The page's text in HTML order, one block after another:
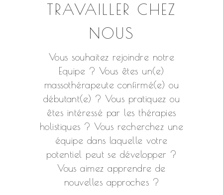
TRAVAILLER CHEZ
NOUS
Vous souhaitez rejoindre notre
Equipe ? Vous êtes un(e)
massothérapeute confirmé(e) ou
débutant(e) ? Vous pratiquez ou
êtes intéressé par les thérapies
holistiques ? Vous recherchez une
équipe dans laquelle votre
potentiel peut se développer ?
Vous aimez apprendre de
nouvelles approches ?